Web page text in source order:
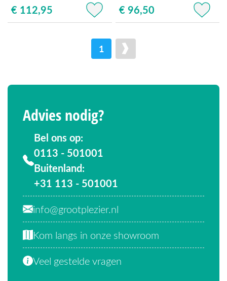
Advies nodig?
Bel ons op:
0113 - 501001
Buitenland:
+31 113 - 501001
info@grootplezier.nl
Kom langs in onze showroom
Veel gestelde vragen
€ 112,95 € 96,50
1